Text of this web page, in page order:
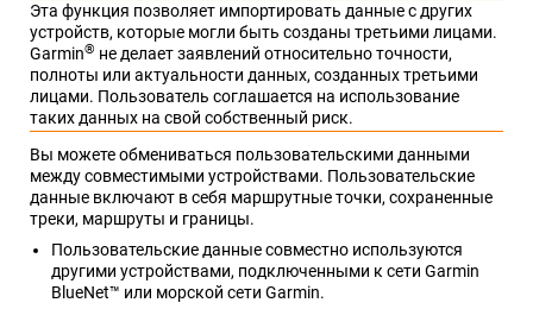
Эта функция позволяет импортировать данные с других
устройств, которые могли быть созданы третьими лицами.
Garmin® не делает заявлений относительно точности,
полноты или актуальности данных, созданных третьими
лицами. Пользователь соглашается на использование
таких данных на свой собственный риск.
Вы можете обмениваться пользовательскими данными
между совместимыми устройствами. Пользовательские
данные включают в себя маршрутные точки, сохраненные
треки, маршруты и границы.
Пользовательские данные совместно используются
другими устройствами, подключенными к сети Garmin
BlueNet™ или морской сети Garmin.